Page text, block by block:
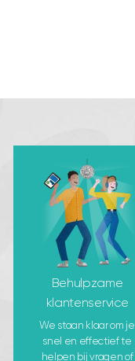
Behulpzame
klantenservice
We staan klaar om je
snel en effectief te
helpen bij vragen of